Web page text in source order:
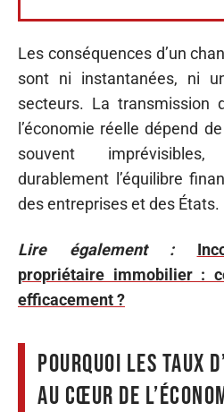
Les conséquences d’un
sont ni instantanées, ni
secteurs. La transmission
l’économie réelle dépend
souvent
durablement l’équilibre
des entreprises et des États.
Lire également :
propriétaire immobilier :
efficacement ?
Pourquoi les taux
au cœur de